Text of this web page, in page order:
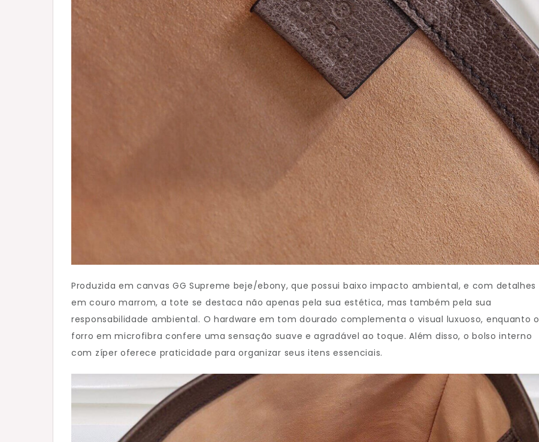
Produzida em canvas GG Supreme beje/ebony, que possui baixo impacto ambiental, e com detalhes
em couro marrom, a tote se destaca não apenas pela sua estética, mas também pela sua
responsabilidade ambiental. O hardware em tom dourado complementa o visual luxuoso, enquanto o
forro em microfibra confere uma sensação suave e agradável ao toque. Além disso, o bolso interno
com zíper oferece praticidade para organizar seus itens essenciais.